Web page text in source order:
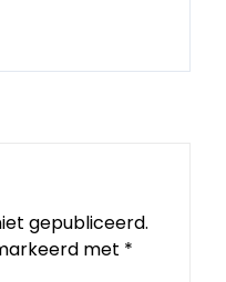
gepubliceerd.
met *